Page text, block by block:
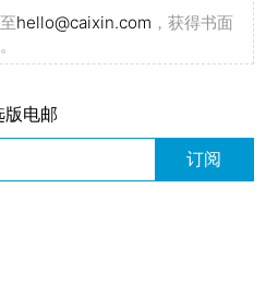
hello@caixin.com ，获得书面
版电邮
订阅